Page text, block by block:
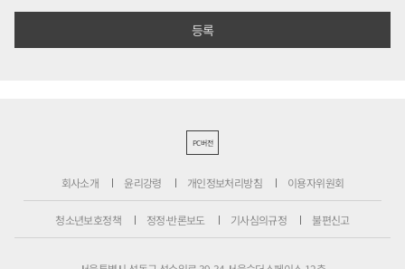
PC버전
회사소개 윤리강령 개인정보처리방침 이용자위원회
청소년보호정책 정정·반론보도 기사심의규정 불편신고